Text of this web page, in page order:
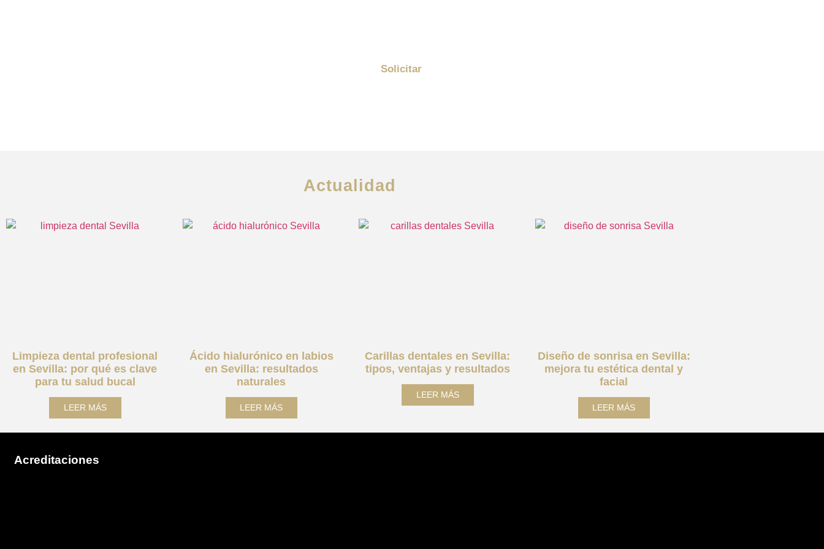
Solicitar
Actualidad
Limpieza dental profesional
en Sevilla: por qué es clave
para tu salud bucal
LEER MÁS
Ácido hialurónico en labios
en Sevilla: resultados
naturales
LEER MÁS
Carillas dentales en Sevilla:
tipos, ventajas y resultados
LEER MÁS
Diseño de sonrisa en Sevilla:
mejora tu estética dental y
facial
LEER MÁS
Acreditaciones